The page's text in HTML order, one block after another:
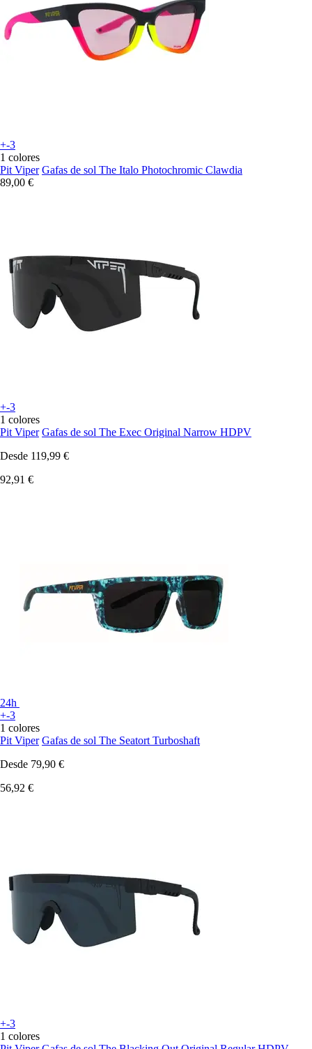
+-3
1 colores
Pit Viper Gafas de sol The Italo Photochromic Clawdia
89,00 €
+-3
1 colores
Pit Viper Gafas de sol The Exec Original Narrow HDPV
Desde 119,99 €
92,91 €
24h
+-3
1 colores
Pit Viper Gafas de sol The Seatort Turboshaft
Desde 79,90 €
56,92 €
+-3
1 colores